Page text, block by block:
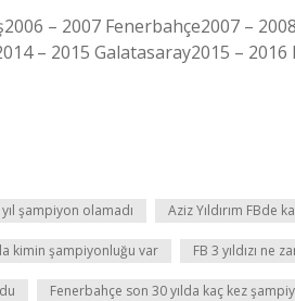
– 2007 Fenerbahçe2007 –
– 2015 Galatasaray2015 – 2016
şampiyon olamadı Aziz Yıldırım FBde
kimin şampiyonluğu var FB 3 yıldızı ne
Fenerbahçe son 30 yılda kaç kez